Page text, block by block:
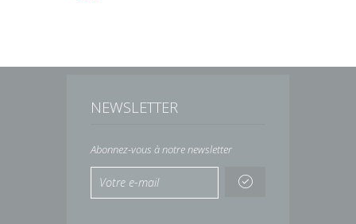
NEWSLETTER
Abonnez-vous à notre newsletter